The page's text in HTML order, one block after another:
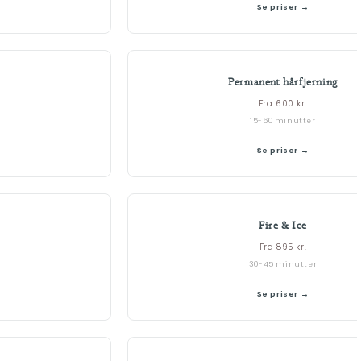
Se priser →
Permanent hårfjerning
Fra 600 kr.
15-60 minutter
Se priser →
Fire & Ice
Fra 895 kr.
30-45 minutter
Se priser →